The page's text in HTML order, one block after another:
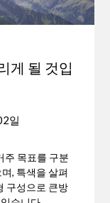
게 될 것입
일
주 목표를 구분
, 특색을 살펴
구성으로 큰방